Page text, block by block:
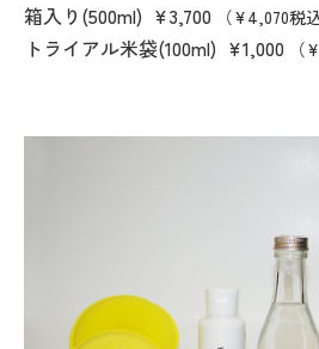
箱入り(500ml) ¥3,700 （¥4,070税込
トライアル米袋(100ml) ¥1,000 （